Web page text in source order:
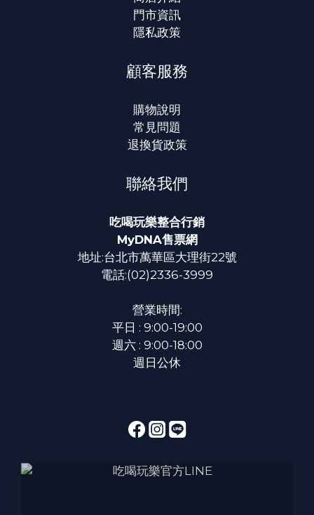
門市資訊
隱私政策
顧客服務
購物說明
常見問題
退換貨政策
聯絡我們
吃喝玩樂整合行銷
MyDNA售票網
地址:台北市萬華區大理街22號
電話:(02)2336-3999
營業時間:
平日 : 9:00-19:00
週六 : 9:00-18:00
週日公休